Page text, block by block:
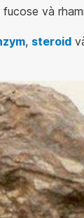
và
, steroid